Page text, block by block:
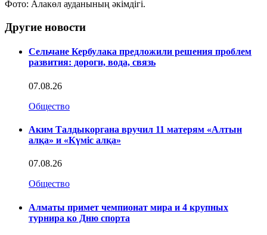
Фото: Алакөл ауданының әкімдігі.
Другие новости
Сельчане Кербулака предложили решения проблем
развития: дороги, вода, связь
07.08.26
Общество
Аким Талдыкоргана вручил 11 матерям «Алтын
алқа» и «Күміс алқа»
07.08.26
Общество
Алматы примет чемпионат мира и 4 крупных
турнира ко Дню спорта